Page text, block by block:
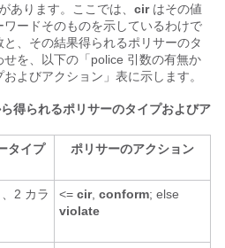
あります。ここでは、 cir はその値
ードそのものを示しているわけで
、その結果得られるポリサーのタ
を、以下の「police 引数の有無か
よびアクション」表に示します。
得られるポリサーのタイプおよびア
タイプ ポリサーのアクション
2 カラ
<= cir, conform; else
violate